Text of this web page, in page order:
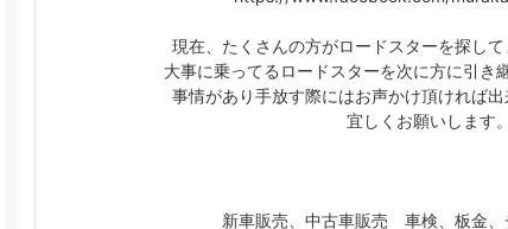
現在、たくさんの方がロードスターを探し
大事に乗ってるロードスターを次に方に引き
事情があり手放す際にはお声かけ頂ければ
宜しくお願いします
新車販売、中古車販売 車検、板金、